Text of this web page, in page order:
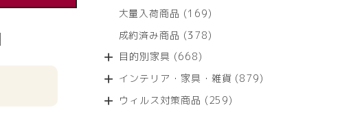
商
の
商
大量入荷商品 169169
の
成約済み商品 378378
商
目的別家具 668668
の
商
インテリア・家具・雑貨 879879
ウィルス対策商品 259259